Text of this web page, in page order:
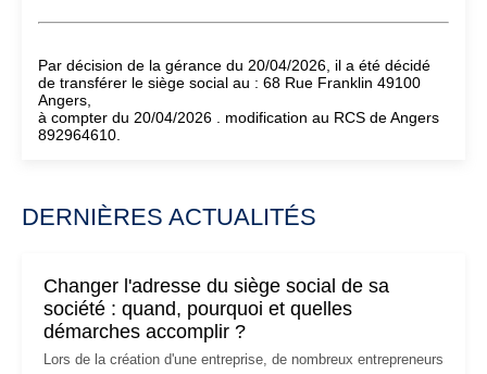
Par décision de la gérance du 20/04/2026, il a été décidé
de transférer le siège social au : 68 Rue Franklin 49100
Angers,
à compter du 20/04/2026 . modification au RCS de Angers
892964610.
DERNIÈRES ACTUALITÉS
Changer l'adresse du siège social de sa
société : quand, pourquoi et quelles
démarches accomplir ?
Lors de la création d'une entreprise, de nombreux entrepreneurs